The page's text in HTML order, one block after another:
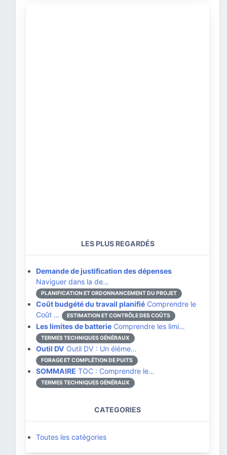
LES PLUS REGARDÉS
Demande de justification des dépenses
Naviguer dans la de…
PLANIFICATION ET ORDONNANCEMENT DU PROJET
Coût budgété du travail planifié Comprendre le
Coût …
ESTIMATION ET CONTRÔLE DES COÛTS
Les limites de batterie Comprendre les limi…
TERMES TECHNIQUES GÉNÉRAUX
Outil DV Outil DV : Un éléme…
FORAGE ET COMPLÉTION DE PUITS
SOMMAIRE TOC : Comprendre le…
TERMES TECHNIQUES GÉNÉRAUX
CATEGORIES
Toutes les catégories